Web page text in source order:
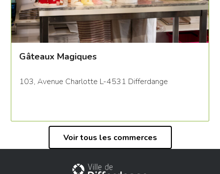
Gâteaux Magiques
103, Avenue Charlotte L-4531 Differdange
Voir tous les commerces
Ville de Differdange